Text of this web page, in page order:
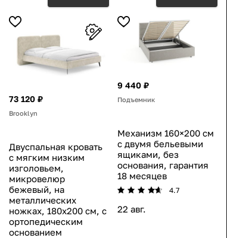
73 120 ₽
Brooklyn
Двуспальная кровать
с мягким низким
изголовьем,
микровелюр
бежевый, на
металлических
ножках, 180х200 см, с
ортопедическим
основанием
9 440 ₽
Подъемник
Механизм 160×200 см
с двумя бельевыми
ящиками, без
основания, гарантия
18 месяцев
4.7
22 авг.